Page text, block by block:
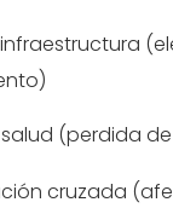
(perdida
cruzada